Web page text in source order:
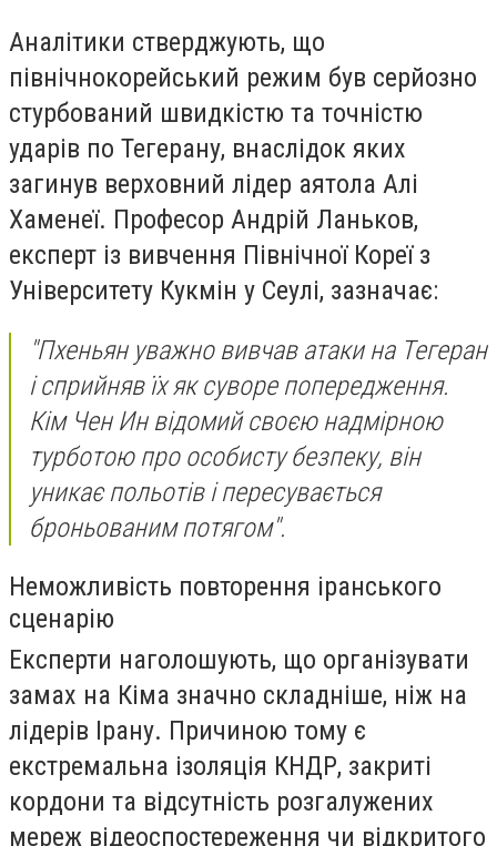
Аналітики стверджують, що
північнокорейський режим був серйозно
стурбований швидкістю та точністю
ударів по Тегерану, внаслідок яких
загинув верховний лідер аятола Алі
Хаменеї. Професор Андрій Ланьков,
експерт із вивчення Північної Кореї з
Університету Кукмін у Сеулі, зазначає:
"Пхеньян уважно вивчав атаки на Тегеран
і сприйняв їх як суворе попередження.
Кім Чен Ин відомий своєю надмірною
турботою про особисту безпеку, він
уникає польотів і пересувається
броньованим потягом".
Неможливість повторення іранського
сценарію
Експерти наголошують, що організувати
замах на Кіма значно складніше, ніж на
лідерів Ірану. Причиною тому є
екстремальна ізоляція КНДР, закриті
кордони та відсутність розгалужених
мереж відеоспостереження чи відкритого